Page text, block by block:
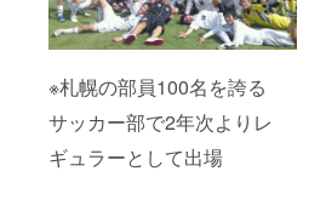
※札幌の部員100名を誇る
サッカー部で2年次よりレ
ギュラーとして出場